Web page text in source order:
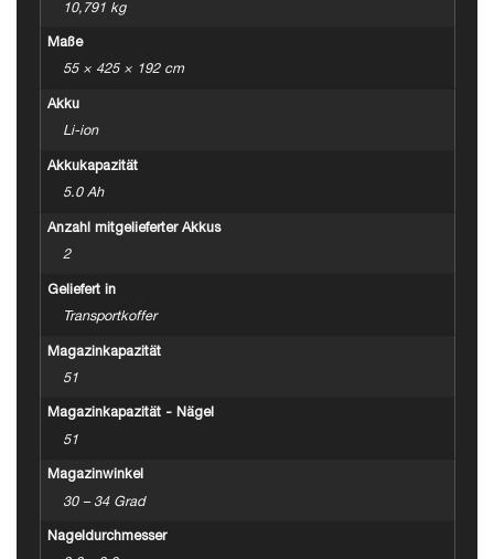
10,791 kg
Maße
55 × 425 × 192 cm
Akku
Li-ion
Akkukapazität
5.0 Ah
Anzahl mitgelieferter Akkus
2
Geliefert in
Transportkoffer
Magazinkapazität
51
Magazinkapazität - Nägel
51
Magazinwinkel
30 – 34 Grad
Nageldurchmesser